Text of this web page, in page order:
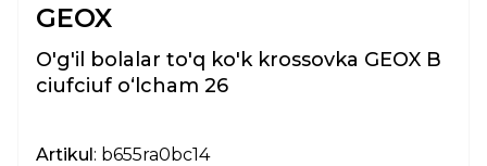
GEOX
O'g'il bolalar to'q ko'k krossovka GEOX B
ciufciuf oʻlcham 26
Artikul: b655ra0bc14